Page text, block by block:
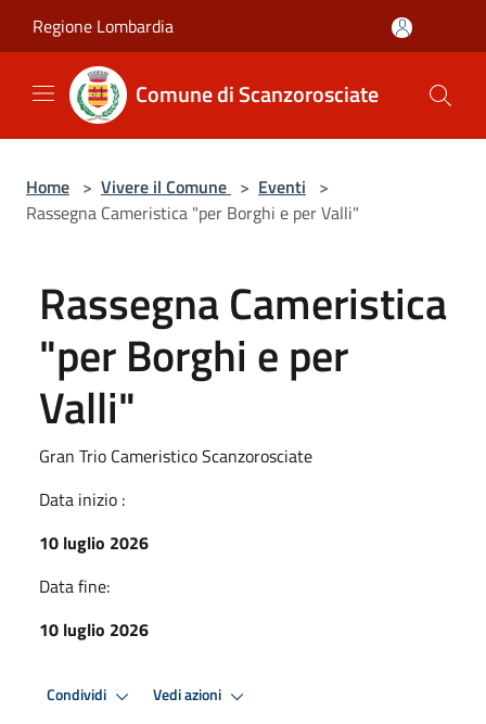
Regione Lombardia
Comune di Scanzorosciate
Home > Vivere il Comune > Eventi >
Rassegna Cameristica "per Borghi e per Valli"
Rassegna Cameristica
"per Borghi e per
Valli"
Gran Trio Cameristico Scanzorosciate
Data inizio :
10 luglio 2026
Data fine:
10 luglio 2026
Condividi Vedi azioni